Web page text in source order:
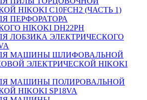
HIKOKI C10FCH2 (ЧАСТЬ 1)
ПЕРФОРАТОРА
HIKOKI DH22PH
ЛОБЗИКА ЭЛЕКТРИЧЕСКОГО
МАШИНЫ ШЛИФОВАЛЬНОЙ
ЭЛЕКТРИЧЕСКОЙ HIKOKI
МАШИНЫ ПОЛИРОВАЛЬНОЙ
HIKOKI SP18VA